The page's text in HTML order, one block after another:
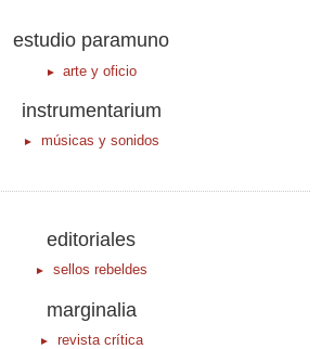
estudio paramuno
arte y oficio
instrumentarium
músicas y sonidos
editoriales
sellos rebeldes
marginalia
revista crítica